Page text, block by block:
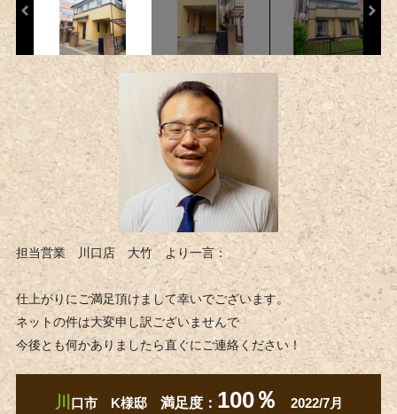
担当営業 川口店 大竹 より一言：
仕上がりにご満足頂けまして幸いでございます。
ネットの件は大変申し訳ございませんで
今後とも何かありましたら直ぐにご連絡ください！
川 口市 ​K様邸 満足度： 100％ 2022/7月